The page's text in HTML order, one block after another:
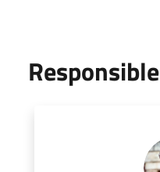
Responsible